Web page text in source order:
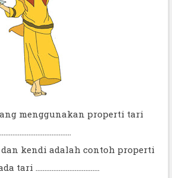
menggunakan properti tari
dan kendi adalah contoh properti
....................................